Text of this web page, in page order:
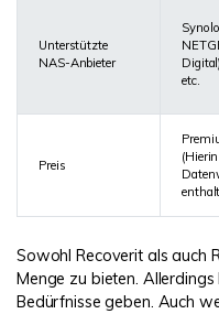
Unterstützte
NAS-Anbieter
etc.
Preis
Sowohl Recoverit als auch
Menge zu bieten.
Bedürfnisse geben. Auch